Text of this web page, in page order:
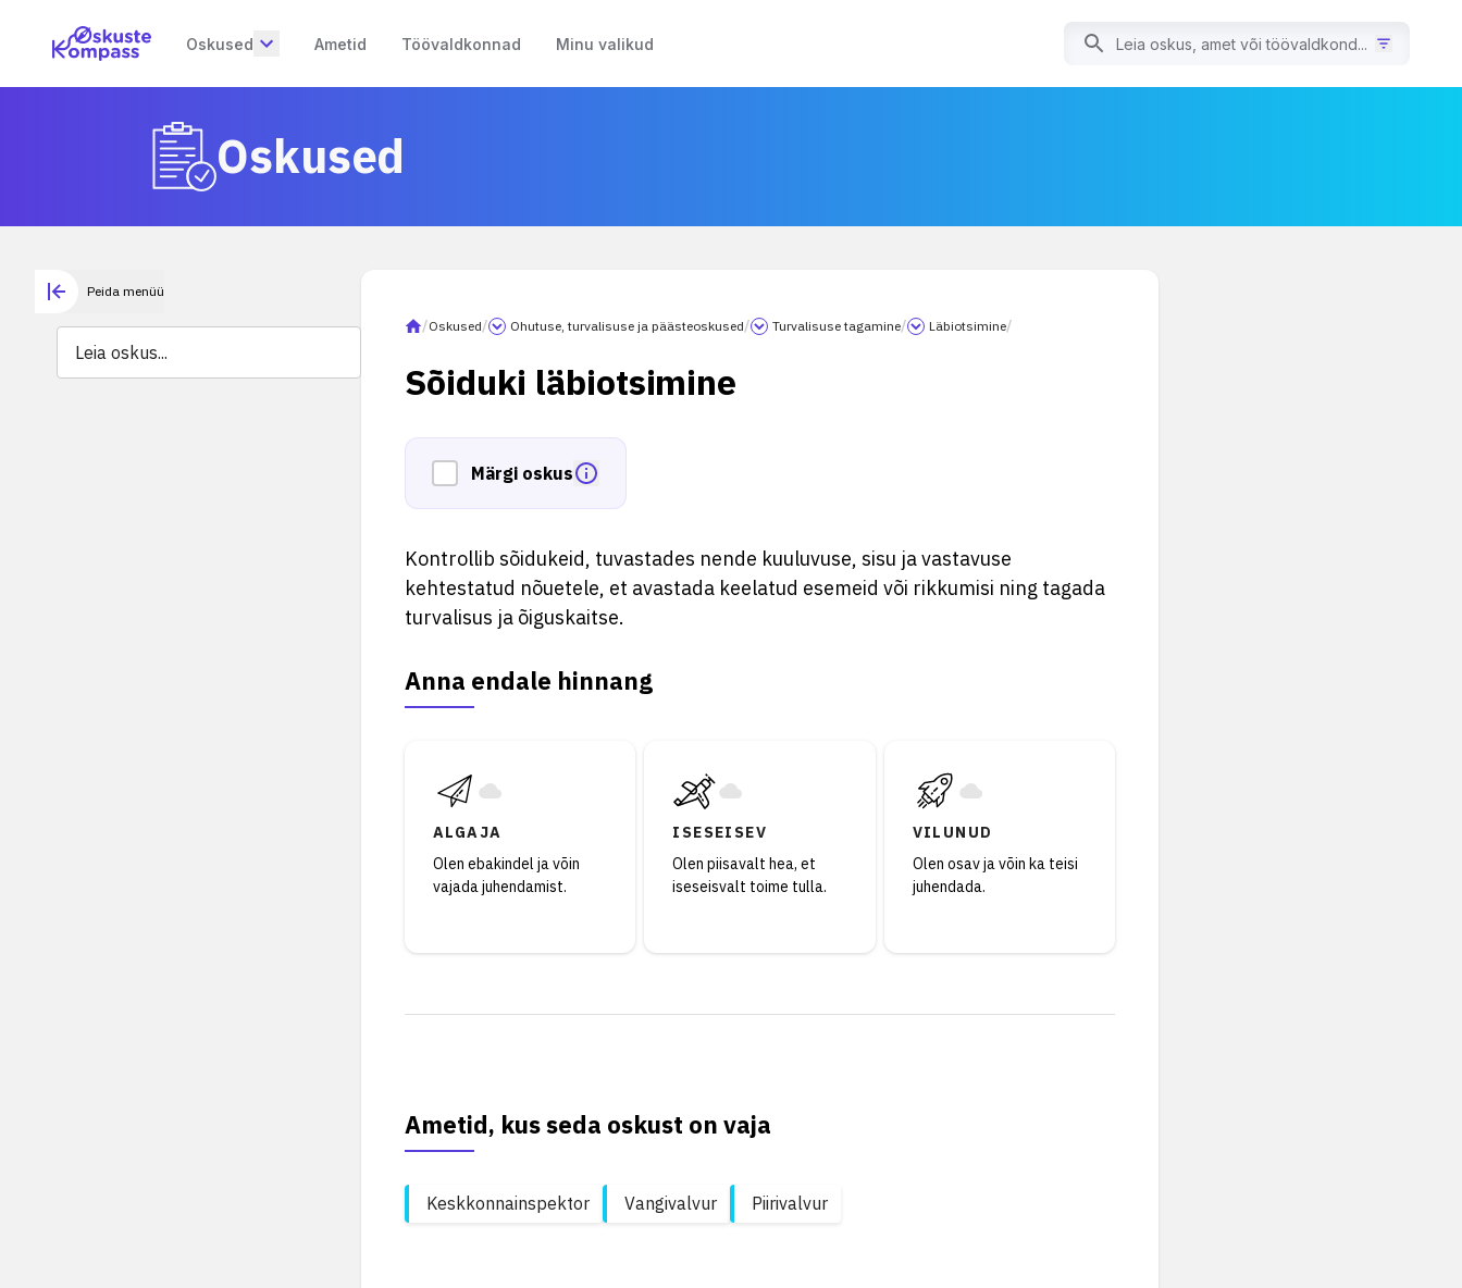
Oskused Ametid Töövaldkonnad Minu valikud
Oskused
Peida menüü
/Oskused/ Ohutuse, turvalisuse ja päästeoskused/ Turvalisuse tagamine/ Läbiotsimine/
Sõiduki läbiotsimine
Märgi oskus
Kontrollib sõidukeid, tuvastades nende kuuluvuse, sisu ja vastavuse
kehtestatud nõuetele, et avastada keelatud esemeid või rikkumisi ning tagada
turvalisus ja õiguskaitse.
Anna endale hinnang
ALGAJA
Olen ebakindel ja võin
vajada juhendamist.
ISESEISEV
Olen piisavalt hea, et
iseseisvalt toime tulla.
VILUNUD
Olen osav ja võin ka teisi
juhendada.
Ametid, kus seda oskust on vaja
Keskkonnainspektor Vangivalvur Piirivalvur